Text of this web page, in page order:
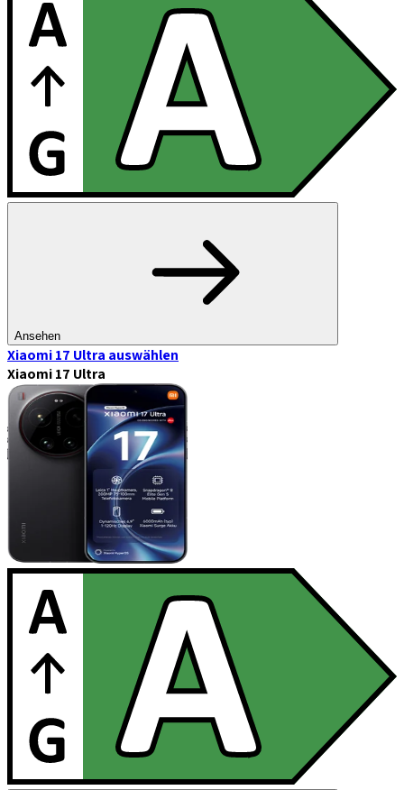
Ansehen
Xiaomi 17 Ultra auswählen
Xiaomi 17 Ultra